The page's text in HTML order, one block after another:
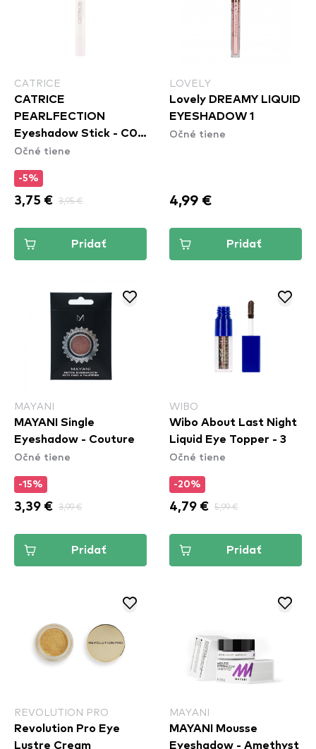
CATRICE
CATRICE
PEARLFECTION
Eyeshadow Stick - C03
Unstoppapearl
Očné tiene
-5%
3,75 € 3,95 €
Pridať
LOVELY
Lovely DREAMY LIQUID
EYESHADOW 1
Očné tiene
4,99 €
Pridať
MAYANI
MAYANI Single
Eyeshadow - Couture
Očné tiene
-15%
3,39 € 3,99 €
Pridať
WIBO
Wibo About Last Night
Liquid Eye Topper - 3
Očné tiene
-20%
4,79 € 5,99 €
Pridať
REVOLUTION PRO
Revolution Pro Eye
Lustre Cream
MAYANI
MAYANI Mousse
Eyeshadow - Amethyst